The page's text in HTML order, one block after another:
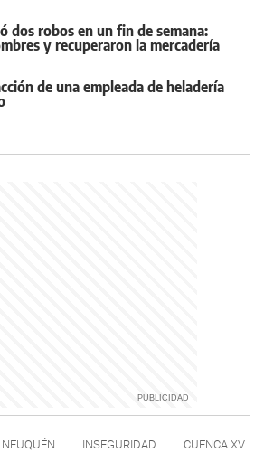
dos robos en un fin de semana:
y recuperaron la mercadería
de una empleada de heladería
NEUQUÉN INSEGURIDAD CUENCA XV